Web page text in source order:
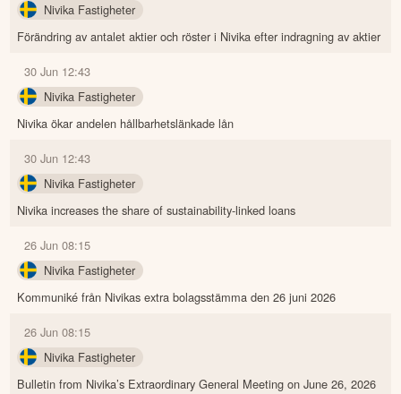
Nivika Fastigheter
Förändring av antalet aktier och röster i Nivika efter indragning av aktier
30 Jun 12:43
Nivika Fastigheter
Nivika ökar andelen hållbarhetslänkade lån
30 Jun 12:43
Nivika Fastigheter
Nivika increases the share of sustainability-linked loans
26 Jun 08:15
Nivika Fastigheter
Kommuniké från Nivikas extra bolagsstämma den 26 juni 2026
26 Jun 08:15
Nivika Fastigheter
Bulletin from Nivika’s Extraordinary General Meeting on June 26, 2026